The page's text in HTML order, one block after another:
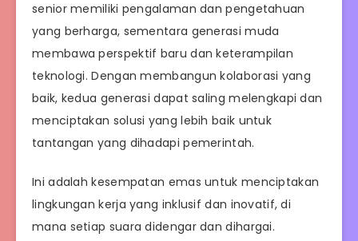
senior memiliki pengalaman dan pengetahuan
yang berharga, sementara generasi muda
membawa perspektif baru dan keterampilan
teknologi. Dengan membangun kolaborasi yang
baik, kedua generasi dapat saling melengkapi dan
menciptakan solusi yang lebih baik untuk
tantangan yang dihadapi pemerintah.
Ini adalah kesempatan emas untuk menciptakan
lingkungan kerja yang inklusif dan inovatif, di
mana setiap suara didengar dan dihargai.